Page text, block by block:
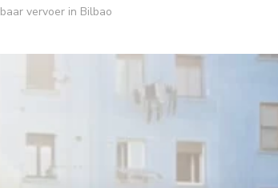
vervoer in Bilbao